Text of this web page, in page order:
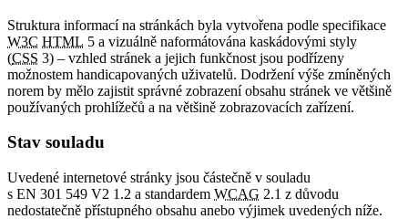
Struktura informací na stránkách byla vytvořena podle specifikace
W3C HTML 5 a vizuálně naformátována kaskádovými styly
(CSS 3) – vzhled stránek a jejich funkčnost jsou podřízeny
možnostem handicapovaných uživatelů. Dodržení výše zmíněných
norem by mělo zajistit správné zobrazení obsahu stránek ve většině
používaných prohlížečů a na většině zobrazovacích zařízení.
Stav souladu
Uvedené internetové stránky jsou částečně v souladu
s EN 301 549 V2 1.2 a standardem WCAG 2.1 z důvodu
nedostatečně přístupného obsahu anebo výjimek uvedených níže.